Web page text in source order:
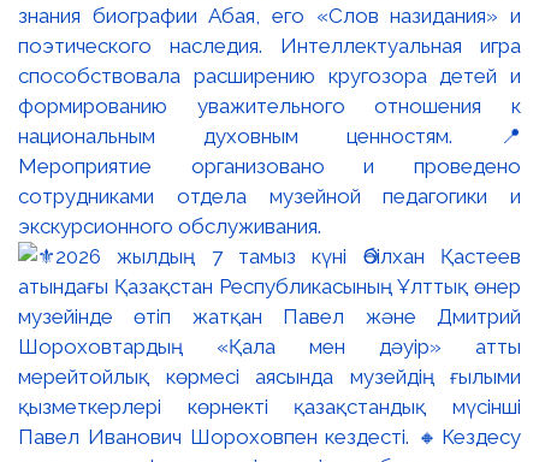
знания биографии Абая, его «Слов назидания» и
поэтического наследия. Интеллектуальная игра
способствовала расширению кругозора детей и
формированию уважительного отношения к
национальным духовным ценностям. 📍
Мероприятие организовано и проведено
сотрудниками отдела музейной педагогики и
экскурсионного обслуживания.